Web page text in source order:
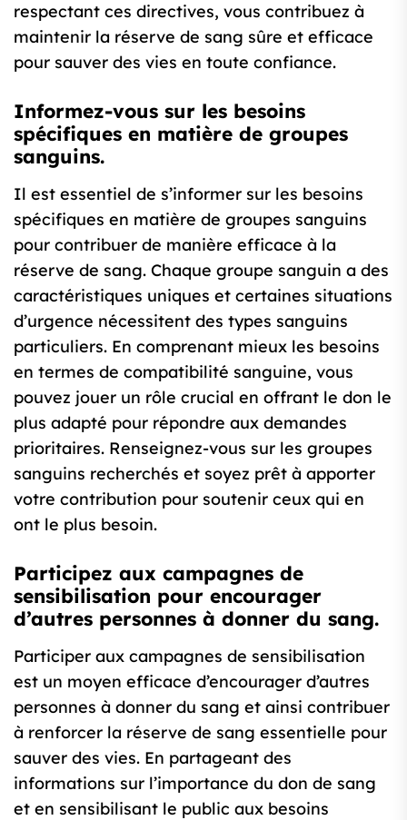
respectant ces directives, vous contribuez à
maintenir la réserve de sang sûre et efficace
pour sauver des vies en toute confiance.
Informez-vous sur les besoins
spécifiques en matière de groupes
sanguins.
Il est essentiel de s’informer sur les besoins
spécifiques en matière de groupes sanguins
pour contribuer de manière efficace à la
réserve de sang. Chaque groupe sanguin a des
caractéristiques uniques et certaines situations
d’urgence nécessitent des types sanguins
particuliers. En comprenant mieux les besoins
en termes de compatibilité sanguine, vous
pouvez jouer un rôle crucial en offrant le don le
plus adapté pour répondre aux demandes
prioritaires. Renseignez-vous sur les groupes
sanguins recherchés et soyez prêt à apporter
votre contribution pour soutenir ceux qui en
ont le plus besoin.
Participez aux campagnes de
sensibilisation pour encourager
d’autres personnes à donner du sang.
Participer aux campagnes de sensibilisation
est un moyen efficace d’encourager d’autres
personnes à donner du sang et ainsi contribuer
à renforcer la réserve de sang essentielle pour
sauver des vies. En partageant des
informations sur l’importance du don de sang
et en sensibilisant le public aux besoins